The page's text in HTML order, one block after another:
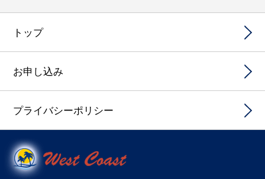
トップ
お申し込み
プライバシーポリシー